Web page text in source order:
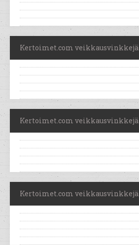
Kertoimet.com veikkausvinkkejä
Kertoimet.com veikkausvinkkejä
Kertoimet.com veikkausvinkkejä